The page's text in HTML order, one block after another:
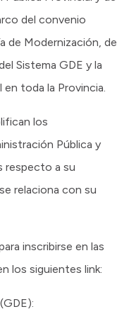
del convenio
de Modernización, de
Sistema GDE y la
toda la Provincia.
los
Pública y
respecto a su
relaciona con su
inscribirse en las
los siguientes link: